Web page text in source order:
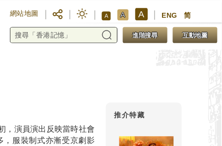
網站地圖 A A A ENG 简
進階搜尋 互動地圖
，演員演出反映當時社會
，服裝制式亦漸受京劇影
推介特藏